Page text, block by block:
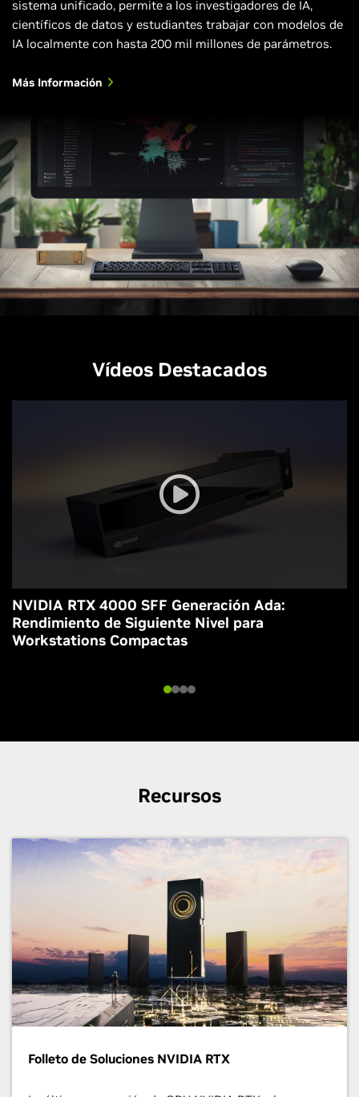
sistema unificado, permite a los investigadores de IA,
científicos de datos y estudiantes trabajar con modelos de
IA localmente con hasta 200 mil millones de parámetros.
Más Información
Vídeos Destacados
NVIDIA RTX 4000 SFF Generación Ada:
Rendimiento de Siguiente Nivel para
Workstations Compactas
Recursos
Folleto de Soluciones NVIDIA RTX